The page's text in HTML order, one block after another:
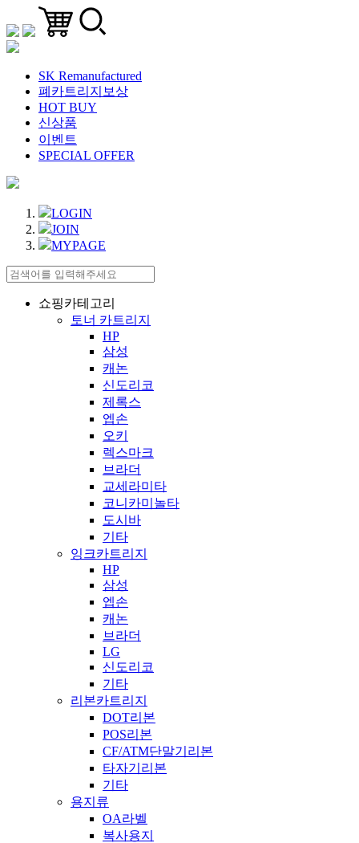
SK Remanufactured
폐카트리지보상
HOT BUY
신상품
이벤트
SPECIAL OFFER
LOGIN
JOIN
MYPAGE
쇼핑카테고리
토너 카트리지
HP
삼성
캐논
신도리코
제록스
엡손
오키
렉스마크
브라더
교세라미타
코니카미놀타
도시바
기타
잉크카트리지
HP
삼성
엡손
캐논
브라더
LG
신도리코
기타
리본카트리지
DOT리본
POS리본
CF/ATM단말기리본
타자기리본
기타
용지류
OA라벨
복사용지